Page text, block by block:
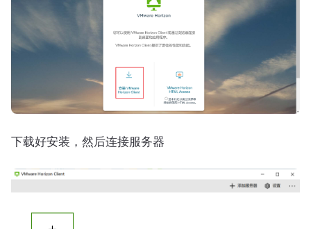
下载好安装，然后连接服务器